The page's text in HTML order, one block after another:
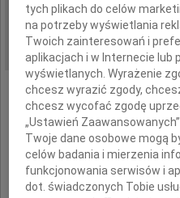
REGION: Katowice
DATA EMISJI: 27.12.2021
Z
że 17 grudnia
nasz
tych plikach do celów
na potrzeby wyświetlania
Twoich zainteresowań i
aplikacjach i w Internecie lub
wyświetlanych. Wyrażenie
chcesz wyrazić zgody,
chcesz wycofać zgodę
„Ustawień Zaawansowanych”.
Twoje dane osobowe mogą
celów badania i mierzenia
funkcjonowania serwisów i
dot. świadczonych Tobie